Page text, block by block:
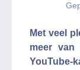
Met veel
meer